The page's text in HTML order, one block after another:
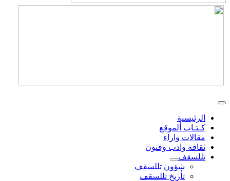
الرئيسية
كـتـاب ألموقع
مقالات واراء
ثقافة وادب وفنون
تللسقف
شؤون تللسقف
تأريخ تللسقف